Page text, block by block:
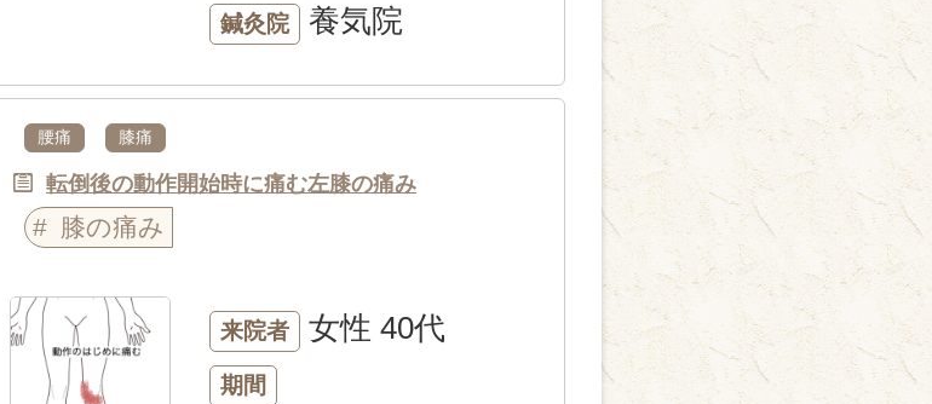
鍼灸院 養気院
腰痛 膝痛
転倒後の動作開始時に痛む左膝の痛み
膝の痛み
来院者 女性 40代
期間